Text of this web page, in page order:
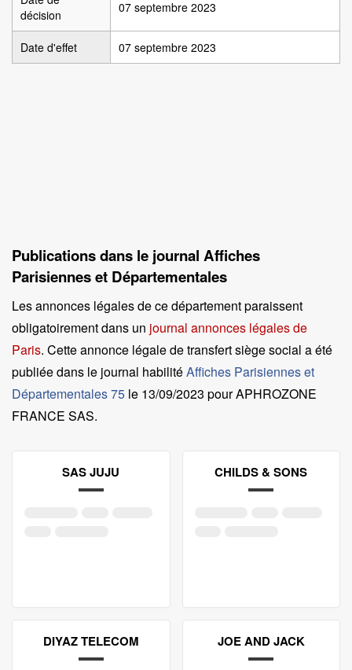
décision
07 septembre 2023
Date d'effet 07 septembre 2023
Publications dans le journal Affiches
Parisiennes et Départementales
Les annonces légales de ce département paraissent
obligatoirement dans un journal annonces légales de
Paris. Cette annonce légale de transfert siège social a été
publiée dans le journal habilitéAffiches Parisiennes et
Départementales 75 le 13/09/2023 pour APHROZONE
FRANCE SAS.
SAS JUJU CHILDS & SONS
DIYAZ TELECOM JOE AND JACK